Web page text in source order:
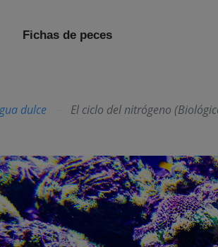
Fichas de peces
dulce El ciclo del nitrógeno